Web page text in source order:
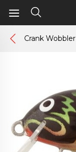
Crank Wobbler